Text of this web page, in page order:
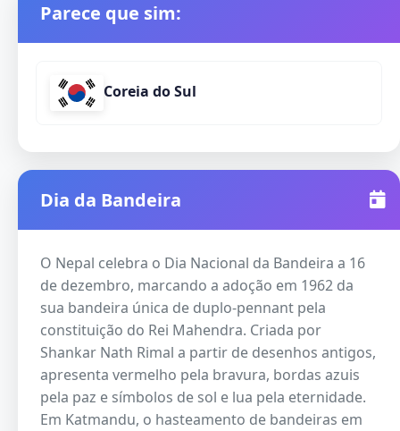
Parece que sim:
Coreia do Sul
Dia da Bandeira
O Nepal celebra o Dia Nacional da Bandeira a 16
de dezembro, marcando a adoção em 1962 da
sua bandeira única de duplo-pennant pela
constituição do Rei Mahendra. Criada por
Shankar Nath Rimal a partir de desenhos antigos,
apresenta vermelho pela bravura, bordas azuis
pela paz e símbolos de sol e lua pela eternidade.
Em Katmandu, o hasteamento de bandeiras em